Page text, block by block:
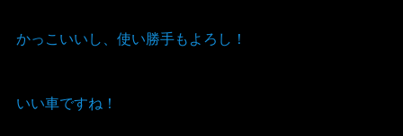
かっこいいし、使い勝手もよろし！
いい車ですね！